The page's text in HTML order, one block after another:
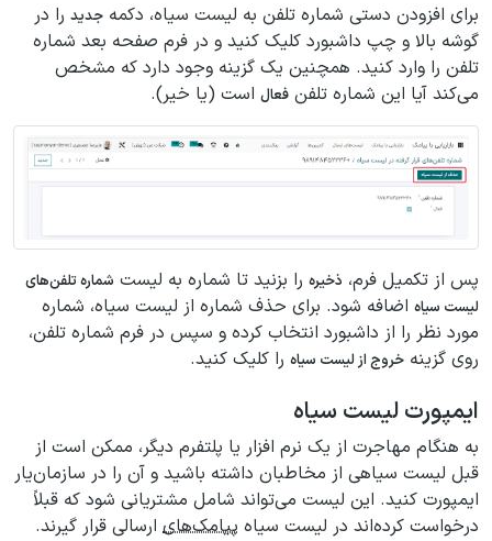
برای افزودن دستی شماره تلفن به لیست سیاه، دکمه جدید را در
گوشه بالا و چپ داشبورد کلیک کنید و در فرم صفحه بعد شماره
تلفن را وارد کنید. همچنین یک گزینه وجود دارد که مشخص
می‌کند آیا این شماره تلفن فعال است (یا خیر).
پس از تکمیل فرم، ذخیره را بزنید تا شماره به لیست شماره تلفن‌های
لیست سیاه اضافه شود. برای حذف شماره از لیست سیاه، شماره
مورد نظر را از داشبورد انتخاب کرده و سپس در فرم شماره تلفن،
روی گزینه خروج از لیست سیاه را کلیک کنید.
ایمپورت لیست سیاه
به هنگام مهاجرت از یک نرم افزار یا پلتفرم دیگر، ممکن است از
قبل لیست سیاهی از مخاطبان داشته باشید و آن را در سازمان‌یار
ایمپورت کنید. این لیست می‌تواند شامل مشتریانی شود که قبلاً
درخواست کرده‌اند در لیست سیاه پیامک‌های ارسالی قرار گیرند.